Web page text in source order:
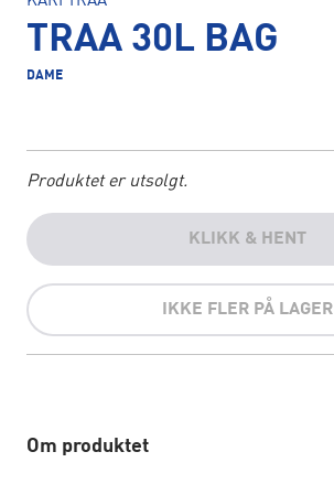
TRAA 30L BAG
DAME
Produktet er utsolgt.
KLIKK & HENT
IKKE FLER PÅ LAGER
Om produktet